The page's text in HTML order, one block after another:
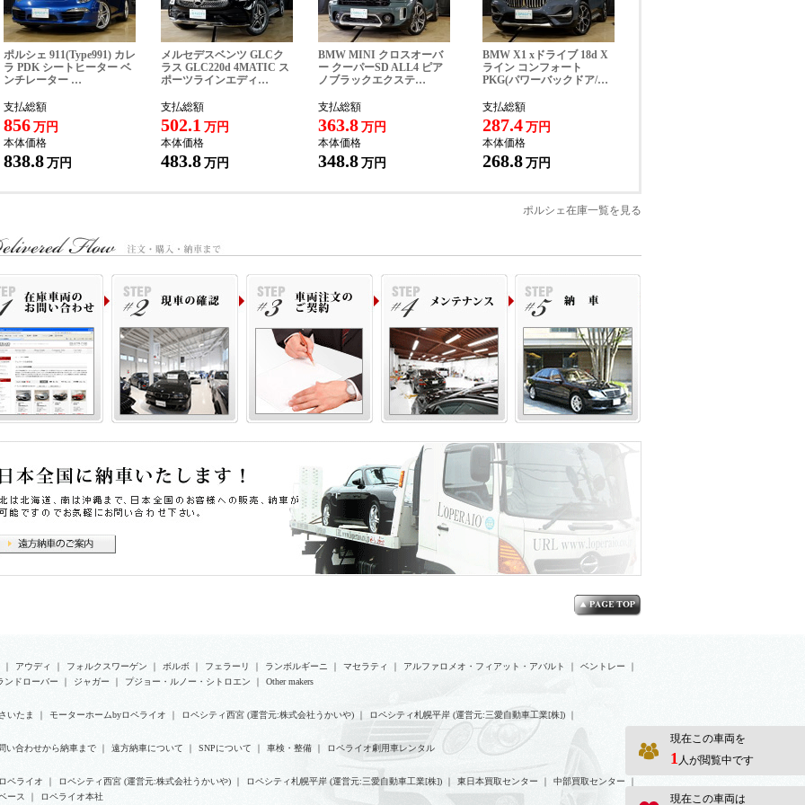
現在この車両を
1 人が閲覧中です
現在この車両は
ルアドレス hiragishi@lopecity.jp
ポルシェ 911(Type991) カレ
ラ PDK シートヒーター ベ
ンチレーター …
支払総額
856 万円
本体価格
838.8 万円
メルセデスベンツ GLCク
ラス GLC220d 4MATIC ス
ポーツラインエディ…
支払総額
502.1 万円
本体価格
483.8 万円
BMW MINI クロスオーバ
ー クーパーSD ALL4 ピア
ノブラックエクステ…
支払総額
363.8 万円
本体価格
348.8 万円
BMW X1 xドライブ 18d X
ライン コンフォート
PKG(パワーバックドア/…
支払総額
287.4 万円
本体価格
268.8 万円
ポルシェ在庫一覧を見る
｜ アウディ ｜ フォルクスワーゲン ｜ ボルボ ｜ フェラーリ ｜ ランボルギーニ ｜ マセラティ ｜ アルファロメオ・フィアット・アバルト ｜ ベントレー ｜
ンドローバー ｜ ジャガー ｜ プジョー・ルノー・シトロエン ｜ Other makers
いたま ｜ モーターホームbyロペライオ ｜ ロペシティ西宮 (運営元:株式会社うかいや) ｜ ロペシティ札幌平岸 (運営元:三愛自動車工業[株]) ｜
い合わせから納車まで ｜ 遠方納車について ｜ SNPについて ｜ 車検・整備 ｜ ロペライオ劇用車レンタル
ペライオ ｜ ロペシティ西宮 (運営元:株式会社うかいや) ｜ ロペシティ札幌平岸 (運営元:三愛自動車工業[株]) ｜ 東日本買取センター ｜ 中部買取センター ｜
ース
｜ ロペライオ本社